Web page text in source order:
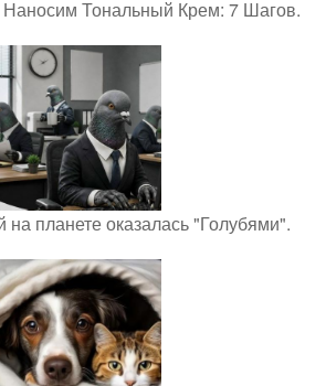
Тональный Крем: 7 Шагов.
планете оказалась "Голубями".